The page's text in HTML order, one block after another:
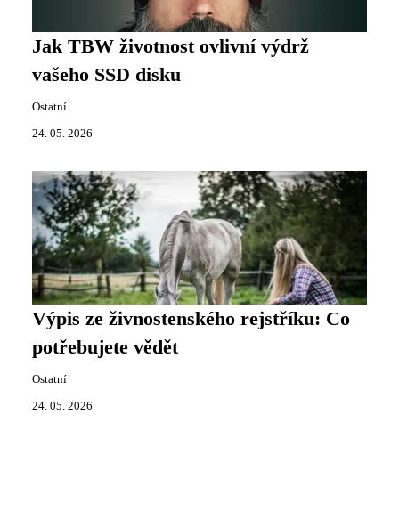
Jak TBW životnost ovlivní výdrž
vašeho SSD disku
Ostatní
24. 05. 2026
Výpis ze živnostenského rejstříku: Co
potřebujete vědět
Ostatní
24. 05. 2026